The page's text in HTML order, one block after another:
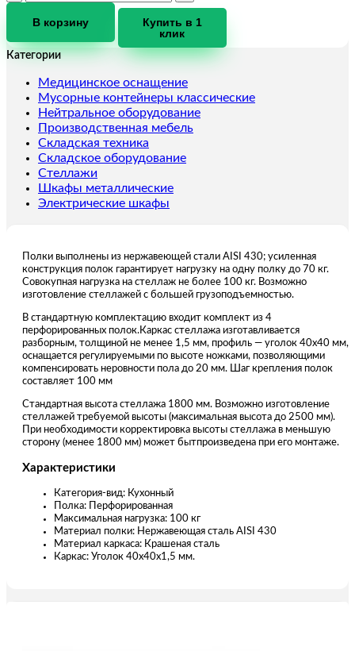
Стеллаж
СТП-10/5/18-
В корзину
Купить в 1
клик
Категории
Медицинское оснащение
Мусорные контейнеры классические
Нейтральное оборудование
Производственная мебель
Складская техника
Складское оборудование
Стеллажи
Шкафы металлические
Электрические шкафы
Полки выполнены из нержавеющей стали AISI 430; усиленная
конструкция полок гарантирует нагрузку на одну полку до 70 кг.
Совокупная нагрузка на стеллаж не более 100 кг. Возможно
изготовление стеллажей с большей грузоподъемностью.
В стандартную комплектацию входит комплект из 4
перфорированных полок.Каркас стеллажа изготавливается
разборным, толщиной не менее 1,5 мм, профиль — уголок 40х40 мм,
оснащается регулируемыми по высоте ножками, позволяющими
компенсировать неровности пола до 20 мм. Шаг крепления полок
составляет 100 мм
Стандартная высота стеллажа 1800 мм. Возможно изготовление
стеллажей требуемой высоты (максимальная высота до 2500 мм).
При необходимости корректировка высоты стеллажа в меньшую
сторону (менее 1800 мм) может бытпроизведена при его монтаже.
Характеристики
Категория-вид: Кухонный
Полка: Перфорированная
Максимальная нагрузка: 100 кг
Материал полки: Нержавеющая сталь AISI 430
Материал каркаса: Крашеная сталь
Каркас: Уголок 40х40х1,5 мм.